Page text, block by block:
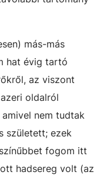
más-más
hat évig tartó
az viszont
oldalról
nem tudtak
született; ezek
fogom itt
hadsereg volt (az